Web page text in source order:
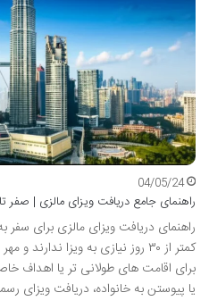
04/05/24
راهنمای جامع دریافت ویزای مالزی | صفر
راهنمای دریافت ویزای مالزی برای سفر
کمتر از ۳۰ روز نیازی به ویزا
برای اقامت های طولانی تر یا اهداف
یا پیوستن به خانواده، دریافت ویزای